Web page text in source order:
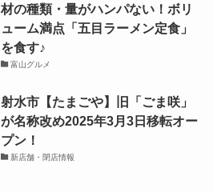
材の種類・量がハンパない！ボリ
ューム満点「五目ラーメン定食」
を食す♪
富山グルメ
射水市【たまごや】旧「ごま咲」
が名称改め2025年3月3日移転オー
プン！
新店舗・閉店情報